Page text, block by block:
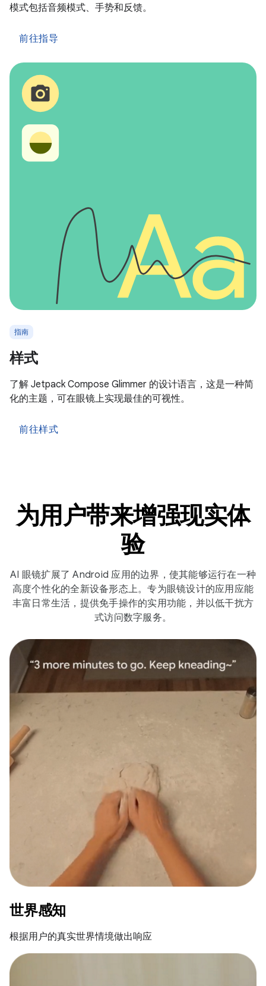
模式包括音频模式、手势和反馈。
前往指导
指南
样式
了解 Jetpack Compose Glimmer 的设计语言，这是一种简
化的主题，可在眼镜上实现最佳的可视性。
前往样式
为用户带来增强现实体
验
AI 眼镜扩展了 Android 应用的边界，使其能够运行在一种
高度个性化的全新设备形态上。专为眼镜设计的应用应能
丰富日常生活，提供免手操作的实用功能，并以低干扰方
式访问数字服务。
世界感知
根据用户的真实世界情境做出响应